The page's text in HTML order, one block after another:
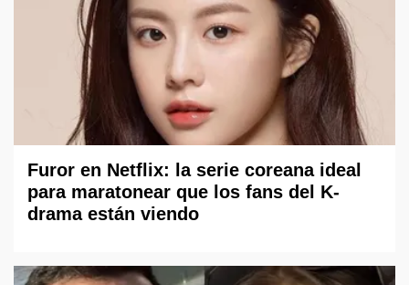
Furor en Netflix: la serie coreana ideal
para maratonear que los fans del K-
drama están viendo